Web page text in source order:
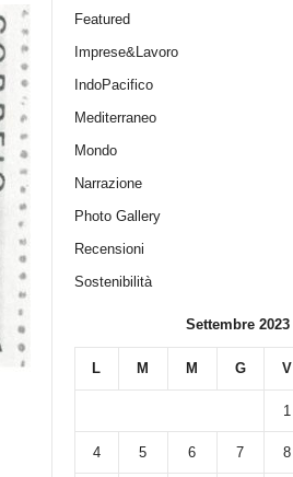
Featured
Imprese&Lavoro
IndoPacifico
Mediterraneo
Mondo
Narrazione
Photo Gallery
Recensioni
Sostenibilità
Settembre 2023
L M M G V
1
4 5 6 7 8